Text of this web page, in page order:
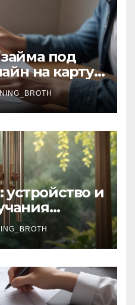
под
на карту
порядок,
устройство и